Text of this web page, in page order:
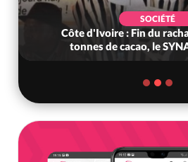
SOCIÉTÉ
Côte d'Ivoire : Fin du
tonnes de cacao, le